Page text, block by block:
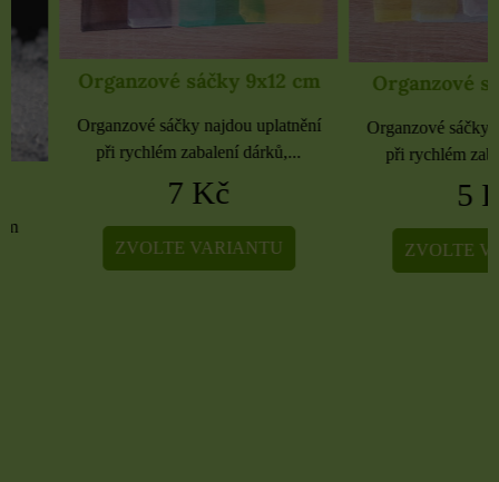
Organzové sáčky 9x12 cm
Organzové sáčky najdou uplatnění
při rychlém zabalení dárků,...
7 Kč
ZVOLTE VARIANTU
Organzové sáčky
Organzové sáčky najdou
při rychlém zabalení
5 Kč
ZVOLTE